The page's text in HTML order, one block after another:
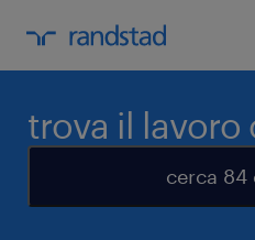
trova il lavoro
cerca 84